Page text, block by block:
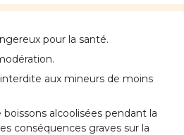
pour la santé.
aux mineurs de moins
alcoolisées pendant la
conséquences graves sur la